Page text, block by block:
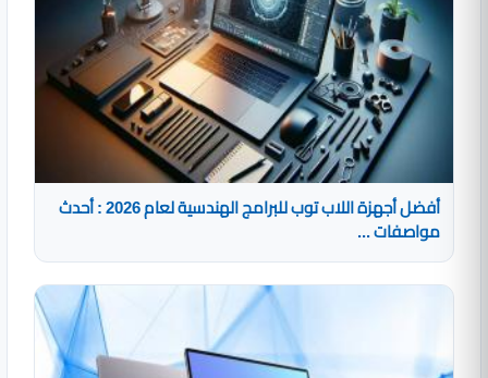
أفضل أجهزة اللاب توب للبرامج الهندسية لعام 2026 : أحدث
مواصفات ...